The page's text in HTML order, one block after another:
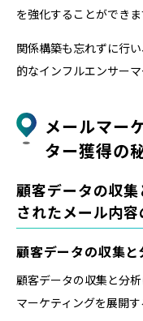
を強化することができま
関係構築も忘れずに行
的なインフルエンサー
メールマー
ター獲得の
顧客データの収
されたメール内容
顧客データの収集と
顧客データの収集と分
マーケティングを展開す